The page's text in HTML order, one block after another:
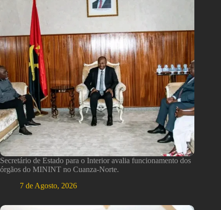
Secretário de Estado para o Interior avalia funcionamento dos
órgãos do MININT no Cuanza-Norte.
7 de Agosto, 2026